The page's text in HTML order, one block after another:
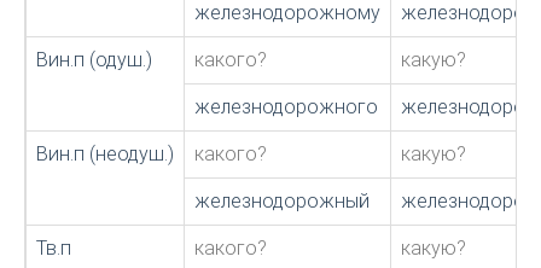
железнодорожному
Вин.п (одуш.) какого? какую?
железнодорожного
Вин.п (неодуш.) какого? какую?
железнодорожный
Тв.п какого? какую?